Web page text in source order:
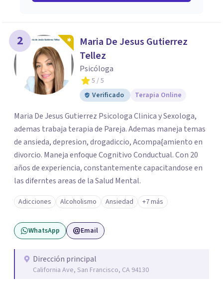
2
Maria De Jesus Gutierrez
Tellez
Psicóloga
5 / 5
Verificado
Terapia Online
Maria De Jesus Gutierrez Psicologa Clinica y Sexologa,
ademas trabaja terapia de Pareja. Ademas maneja temas
de ansieda, depresion, drogadiccio, Acompa{amiento en
divorcio. Maneja enfoque Cognitivo Conductual. Con 20
años de experiencia, constantemente capacitandose en
las diferntes areas de la Salud Mental.
Adicciones Alcoholismo Ansiedad +7 más
WhatsApp Email
Dirección principal
California Ave, San Francisco, CA 94130